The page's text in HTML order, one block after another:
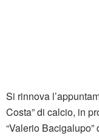
Si rinnova
Costa” di calcio, in
“Valerio